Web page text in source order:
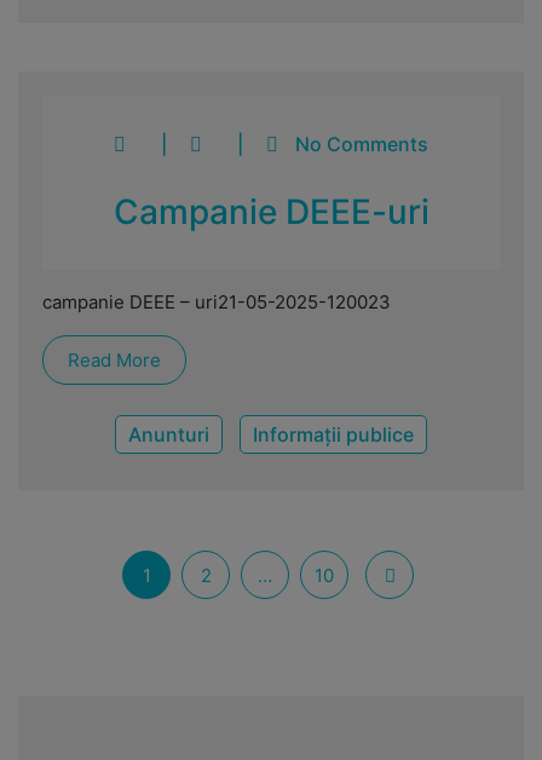
No Comments
Campanie DEEE-uri
campanie DEEE – uri21-05-2025-120023
Read More
Anunturi Informații publice
1 2 … 10